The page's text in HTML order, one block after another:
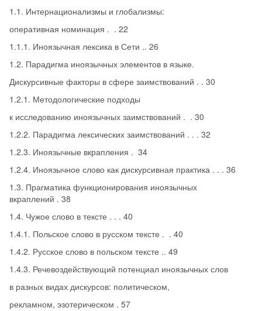
1.1. Интернационализмы и глобализмы:
оперативная номинация . . 22
1.1.1. Иноязычная лексика в Сети .. 26
1.2. Парадигма иноязычных элементов в языке.
Дискурсивные факторы в сфере заимствований . . 30
1.2.1. Методологические подходы
к исследованию иноязычных заимствований . . 30
1.2.2. Парадигма лексических заимствований . . . 32
1.2.3. Иноязычные вкрапления . 34
1.2.4. Иноязычное слово как дискурсивная практика . . . 36
1.3. Прагматика функционирования иноязычных
вкраплений . 38
1.4. Чужое слово в тексте . . . 40
1.4.1. Польское слово в русском тексте . . 40
1.4.2. Русское слово в польском тексте .. 49
1.4.3. Речевоздействующий потенциал иноязычных слов
в разных видах дискурсов: политическом,
рекламном, эзотерическом . 57